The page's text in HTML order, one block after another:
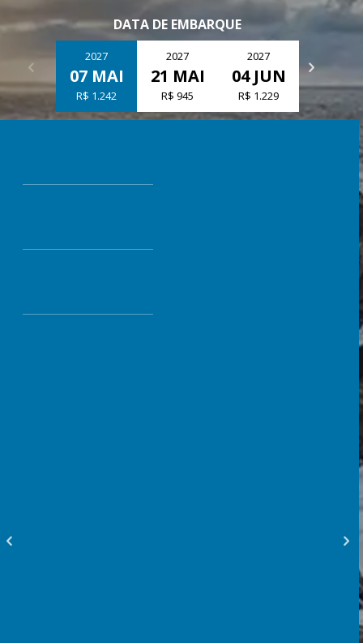
DATA DE EMBARQUE
2027
07 MAI
R$ 1.242
2027
21 MAI
R$ 945
2027
04 JUN
R$ 1.229
02